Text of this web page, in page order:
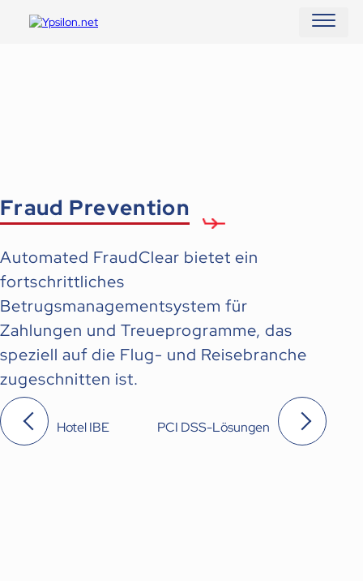
Fraud Prevention
Automated FraudClear bietet ein
fortschrittliches
Betrugsmanagementsystem für
Zahlungen und Treueprogramme, das
speziell auf die Flug- und Reisebranche
zugeschnitten ist.
Hotel IBE PCI DSS-Lösungen